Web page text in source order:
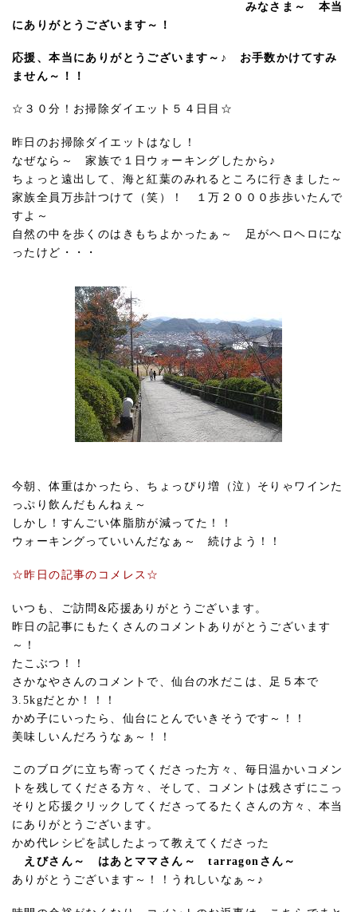
みなさま～ 本当
にありがとうございます～！
応援、本当にありがとうございます～♪ お手数かけてすみ
ません～！！
☆３０分！お掃除ダイエット５４日目☆
昨日のお掃除ダイエットはなし！
なぜなら～ 家族で１日ウォーキングしたから♪
ちょっと遠出して、海と紅葉のみれるところに行きました～
家族全員万歩計つけて（笑）！ １万２０００歩歩いたんで
すよ～
自然の中を歩くのはきもちよかったぁ～ 足がヘロヘロにな
ったけど・・・
今朝、体重はかったら、ちょっぴり増（泣）そりゃワインた
っぷり飲んだもんねぇ～
しかし！すんごい体脂肪が減ってた！！
ウォーキングっていいんだなぁ～ 続けよう！！
☆昨日の記事のコメレス☆
いつも、ご訪問&応援ありがとうございます。
昨日の記事にもたくさんのコメントありがとうございます
～！
たこぶつ！！
さかなやさんのコメントで、仙台の水だこは、足５本で
3.5kgだとか！！！
かめ子にいったら、仙台にとんでいきそうです～！！
美味しいんだろうなぁ～！！
このブログに立ち寄ってくださった方々、毎日温かいコメン
トを残してくださる方々、そして、コメントは残さずにこっ
そりと応援クリックしてくださってるたくさんの方々、本当
にありがとうございます。
かめ代レシピを試したよって教えてくださった
えびさん～ はあとママさん～ tarragonさん～
ありがとうございます～！！うれしいなぁ～♪